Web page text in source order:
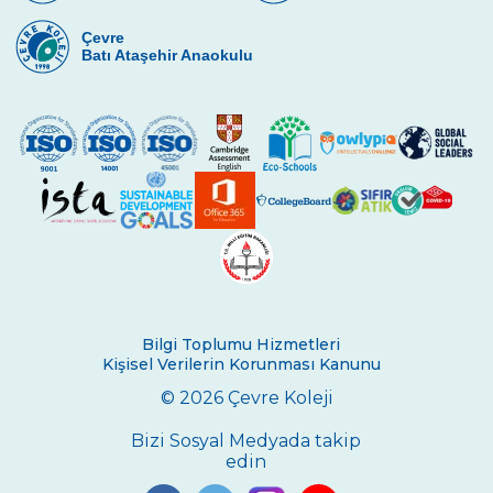
“Çevre”nin Sihirbazları
Kategorisinde Başarımız
Lise Kız Yüzme Takımımızdan Başarı
Toprak Günü Etkinlikleri
Geleneksel 11. Sınıflar İngilizce Münazara
Çevre Lisesinde Mangala Turnuvası
Çevre Lisesi Uluslararası Sertifika Töreni
ÇEVRE KOLEJİNDE CUMHURİYET COŞKUSU
29 Ekim Cumhuriyet Bayramı Çelenk
Çevre
Batı Ataşehir Anaokulu
Bilgi Toplumu Hizmetleri
Kişisel Verilerin Korunması Kanunu
© 2026 Çevre Koleji
Bizi Sosyal Medyada takip
edin